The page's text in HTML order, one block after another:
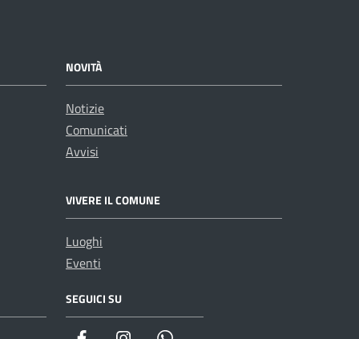
NOVITÀ
Notizie
Comunicati
Avvisi
VIVERE IL COMUNE
Luoghi
Eventi
SEGUICI SU